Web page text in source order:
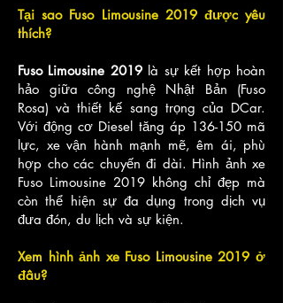
Tại sao Fuso Limousine 2019 được yêu
thích?
Fuso Limousine 2019 là sự kết hợp hoàn
hảo giữa công nghệ Nhật Bản (Fuso
Rosa) và thiết kế sang trọng của DCar.
Với động cơ Diesel tăng áp 136-150 mã
lực, xe vận hành mạnh mẽ, êm ái, phù
hợp cho các chuyến đi dài. Hình ảnh xe
Fuso Limousine 2019 không chỉ đẹp mà
còn thể hiện sự đa dụng trong dịch vụ
đưa đón, du lịch và sự kiện.
Xem hình ảnh xe Fuso Limousine 2019 ở
đâu?